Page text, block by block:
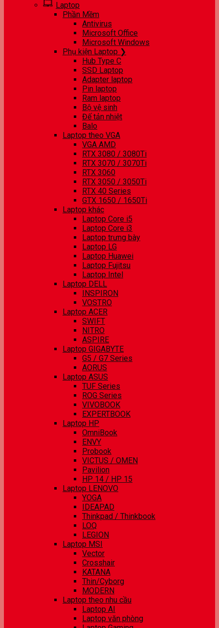
Laptop
Phần Mềm
Antivirus
Microsoft Office
Microsoft Windows
Phụ kiện Laptop ❯
Hub Type C
SSD Laptop
Adapter laptop
Pin laptop
Ram laptop
Bộ vệ sinh
Đế tản nhiệt
Balo
Laptop theo VGA
VGA AMD
RTX 3080 / 3080Ti
RTX 3070 / 3070Ti
RTX 3060
RTX 3050 / 3050Ti
RTX 40 Series
GTX 1650 / 1650Ti
Laptop khác
Laptop Core i5
Laptop Core i3
Laptop trưng bày
Laptop LG
Laptop Huawei
Laptop Fujitsu
Laptop Intel
Laptop DELL
INSPIRON
VOSTRO
Laptop ACER
SWIFT
NITRO
ASPIRE
Laptop GIGABYTE
G5 / G7 Series
AORUS
Laptop ASUS
TUF Series
ROG Series
VIVOBOOK
EXPERTBOOK
Laptop HP
OmniBook
ENVY
Probook
VICTUS / OMEN
Pavilion
HP 14 / HP 15
Laptop LENOVO
YOGA
IDEAPAD
Thinkpad / Thinkbook
LOQ
LEGION
Laptop MSI
Vector
Crosshair
KATANA
Thin/Cyborg
MODERN
Laptop theo nhu cầu
Laptop AI
Laptop văn phòng